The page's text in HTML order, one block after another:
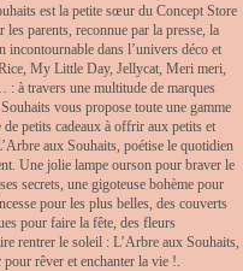
est la petite sœur du Concept Store
parents, reconnue par la presse, la
incontournable dans l’univers déco et
My Little Day, Jellycat, Meri meri,
à travers une multitude de marques
vous propose toute une gamme
petits cadeaux à offrir aux petits et
aux Souhaits, poétise le quotidien
Une jolie lampe ourson pour braver le
secrets, une gigoteuse bohème pour
pour les plus belles, des couverts
pour faire la fête, des fleurs
rentrer le soleil : L’Arbre aux Souhaits,
rêver et enchanter la vie !.